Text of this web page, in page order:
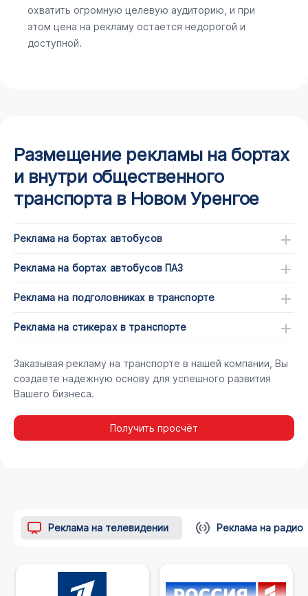
охватить огромную целевую аудиторию, и при
этом цена на рекламу остается недорогой и
доступной.
Размещение рекламы на бортах
и внутри общественного
транспорта в Новом Уренгое
Реклама на бортах автобусов
Реклама на бортах автобусов ПАЗ
Реклама на подголовниках в транспорте
Реклама на стикерах в транспорте
Заказывая рекламу на транспорте в нашей компании, Вы
создаете надежную основу для успешного развития
Вашего бизнеса.
Получить просчёт
Реклама на телевидении Реклама на радио